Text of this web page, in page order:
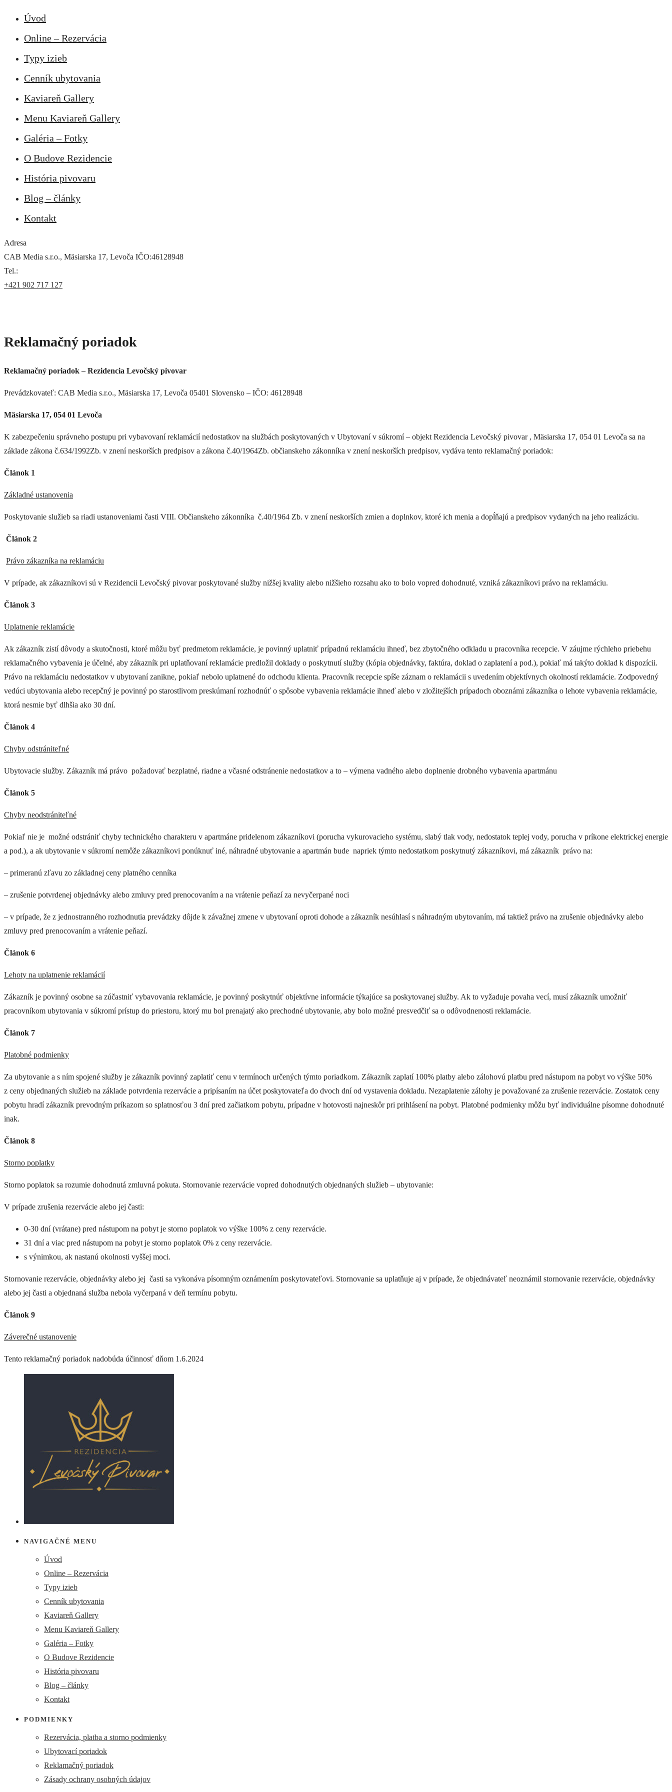
Úvod
Online – Rezervácia
Typy izieb
Cenník ubytovania
Kaviareň Gallery
Menu Kaviareň Gallery
Galéria – Fotky
O Budove Rezidencie
História pivovaru
Blog – články
Kontakt
Adresa
CAB Media s.r.o., Mäsiarska 17, Levoča IČO:46128948
Tel.:
+421 902 717 127
Reklamačný poriadok
Reklamačný poriadok – Rezidencia Levočský pivovar
Prevádzkovateľ: CAB Media s.r.o., Mäsiarska 17, Levoča 05401 Slovensko – IČO: 46128948
Mäsiarska 17, 054 01 Levoča
K zabezpečeniu správneho postupu pri vybavovaní reklamácií nedostatkov na službách poskytovaných v Ubytovaní v súkromí – objekt Rezidencia Levočský pivovar , Mäsiarska 17, 054 01 Levoča sa na
základe zákona č.634/1992Zb. v znení neskorších predpisov a zákona č.40/1964Zb. občianskeho zákonníka v znení neskorších predpisov, vydáva tento reklamačný poriadok:
Článok 1
Základné ustanovenia
Poskytovanie služieb sa riadi ustanoveniami časti VIII. Občianskeho zákonníka č.40/1964 Zb. v znení neskorších zmien a doplnkov, ktoré ich menia a dopĺňajú a predpisov vydaných na jeho realizáciu.
Článok 2
Právo zákazníka na reklamáciu
V prípade, ak zákazníkovi sú v Rezidencii Levočský pivovar poskytované služby nižšej kvality alebo nižšieho rozsahu ako to bolo vopred dohodnuté, vzniká zákazníkovi právo na reklamáciu.
Článok 3
Uplatnenie reklamácie
Ak zákazník zistí dôvody a skutočnosti, ktoré môžu byť predmetom reklamácie, je povinný uplatniť prípadnú reklamáciu ihneď, bez zbytočného odkladu u pracovníka recepcie. V záujme rýchleho priebehu
reklamačného vybavenia je účelné, aby zákazník pri uplatňovaní reklamácie predložil doklady o poskytnutí služby (kópia objednávky, faktúra, doklad o zaplatení a pod.), pokiaľ má takýto doklad k dispozícii.
Právo na reklamáciu nedostatkov v ubytovaní zanikne, pokiaľ nebolo uplatnené do odchodu klienta. Pracovník recepcie spíše záznam o reklamácii s uvedením objektívnych okolností reklamácie. Zodpovedný
vedúci ubytovania alebo recepčný je povinný po starostlivom preskúmaní rozhodnúť o spôsobe vybavenia reklamácie ihneď alebo v zložitejších prípadoch oboznámi zákazníka o lehote vybavenia reklamácie,
ktorá nesmie byť dlhšia ako 30 dní.
Článok 4
Chyby odstrániteľné
Ubytovacie služby. Zákazník má právo požadovať bezplatné, riadne a včasné odstránenie nedostatkov a to – výmena vadného alebo doplnenie drobného vybavenia apartmánu
Článok 5
Chyby neodstrániteľné
Pokiaľ nie je možné odstrániť chyby technického charakteru v apartmáne pridelenom zákazníkovi (porucha vykurovacieho systému, slabý tlak vody, nedostatok teplej vody, porucha v príkone elektrickej energie
a pod.), a ak ubytovanie v súkromí nemôže zákazníkovi ponúknuť iné, náhradné ubytovanie a apartmán bude napriek týmto nedostatkom poskytnutý zákazníkovi, má zákazník právo na:
– primeranú zľavu zo základnej ceny platného cenníka
– zrušenie potvrdenej objednávky alebo zmluvy pred prenocovaním a na vrátenie peňazí za nevyčerpané noci
– v prípade, že z jednostranného rozhodnutia prevádzky dôjde k závažnej zmene v ubytovaní oproti dohode a zákazník nesúhlasí s náhradným ubytovaním, má taktiež právo na zrušenie objednávky alebo
zmluvy pred prenocovaním a vrátenie peňazí.
Článok 6
Lehoty na uplatnenie reklamácií
Zákazník je povinný osobne sa zúčastniť vybavovania reklamácie, je povinný poskytnúť objektívne informácie týkajúce sa poskytovanej služby. Ak to vyžaduje povaha vecí, musí zákazník umožniť
pracovníkom ubytovania v súkromí prístup do priestoru, ktorý mu bol prenajatý ako prechodné ubytovanie, aby bolo možné presvedčiť sa o odôvodnenosti reklamácie.
Článok 7
Platobné podmienky
Za ubytovanie a s ním spojené služby je zákazník povinný zaplatiť cenu v termínoch určených týmto poriadkom. Zákazník zaplatí 100% platby alebo zálohovú platbu pred nástupom na pobyt vo výške 50%
z ceny objednaných služieb na základe potvrdenia rezervácie a pripísaním na účet poskytovateľa do dvoch dní od vystavenia dokladu. Nezaplatenie zálohy je považované za zrušenie rezervácie. Zostatok ceny
pobytu hradí zákazník prevodným príkazom so splatnosťou 3 dní pred začiatkom pobytu, prípadne v hotovosti najneskôr pri prihlásení na pobyt. Platobné podmienky môžu byť individuálne písomne dohodnuté
inak.
Článok 8
Storno poplatky
Storno poplatok sa rozumie dohodnutá zmluvná pokuta. Stornovanie rezervácie vopred dohodnutých objednaných služieb – ubytovanie:
V prípade zrušenia rezervácie alebo jej časti:
0-30 dní (vrátane) pred nástupom na pobyt je storno poplatok vo výške 100% z ceny rezervácie.
31 dní a viac pred nástupom na pobyt je storno poplatok 0% z ceny rezervácie.
s výnimkou, ak nastanú okolnosti vyššej moci.
Stornovanie rezervácie, objednávky alebo jej časti sa vykonáva písomným oznámením poskytovateľovi. Stornovanie sa uplatňuje aj v prípade, že objednávateľ neoznámil stornovanie rezervácie, objednávky
alebo jej časti a objednaná služba nebola vyčerpaná v deň termínu pobytu.
Článok 9
Záverečné ustanovenie
Tento reklamačný poriadok nadobúda účinnosť dňom 1.6.2024
NAVIGAČNÉ MENU
Úvod
Online – Rezervácia
Typy izieb
Cenník ubytovania
Kaviareň Gallery
Menu Kaviareň Gallery
Galéria – Fotky
O Budove Rezidencie
História pivovaru
Blog – články
Kontakt
PODMIENKY
Rezervácia, platba a storno podmienky
Ubytovací poriadok
Reklamačný poriadok
Zásady ochrany osobných údajov